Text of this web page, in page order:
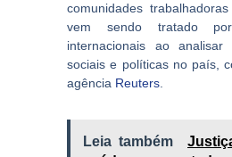
comunidades
vem sendo tratado
internacionais ao
sociais e políticas no país,
agência Reuters
Leia também